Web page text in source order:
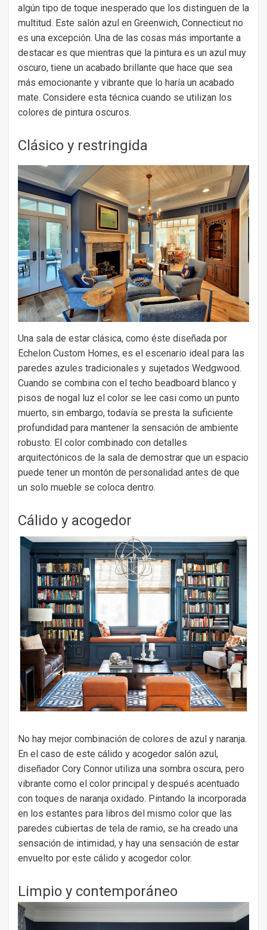
algún tipo de toque inesperado que los distinguen de la
multitud. Este salón azul en Greenwich, Connecticut no
es una excepción. Una de las cosas más importante a
destacar es que mientras que la pintura es un azul muy
oscuro, tiene un acabado brillante que hace que sea
más emocionante y vibrante que lo haría un acabado
mate. Considere esta técnica cuando se utilizan los
colores de pintura oscuros.
Clásico y restringida
Una sala de estar clásica, como éste diseñada por
Echelon Custom Homes, es el escenario ideal para las
paredes azules tradicionales y sujetados Wedgwood.
Cuando se combina con el techo beadboard blanco y
pisos de nogal luz el color se lee casi como un punto
muerto, sin embargo, todavía se presta la suficiente
profundidad para mantener la sensación de ambiente
robusto. El color combinado con detalles
arquitectónicos de la sala de demostrar que un espacio
puede tener un montón de personalidad antes de que
un solo mueble se coloca dentro.
Cálido y acogedor
No hay mejor combinación de colores de azul y naranja.
En el caso de este cálido y acogedor salón azul,
diseñador Cory Connor utiliza una sombra oscura, pero
vibrante como el color principal y después acentuado
con toques de naranja oxidado. Pintando la incorporada
en los estantes para libros del mismo color que las
paredes cubiertas de tela de ramio, se ha creado una
sensación de intimidad, y hay una sensación de estar
envuelto por este cálido y acogedor color.
Limpio y contemporáneo